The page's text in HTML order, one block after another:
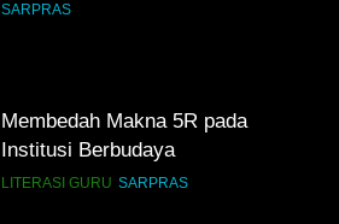
SARPRAS
Membedah Makna 5R pada
Institusi Berbudaya
LITERASI GURU SARPRAS